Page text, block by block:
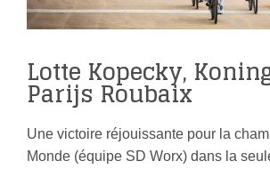
Lotte Kopecky,
Parijs Roubaix
Une victoire réjouissante pour la
Monde (équipe SD Worx) dans la